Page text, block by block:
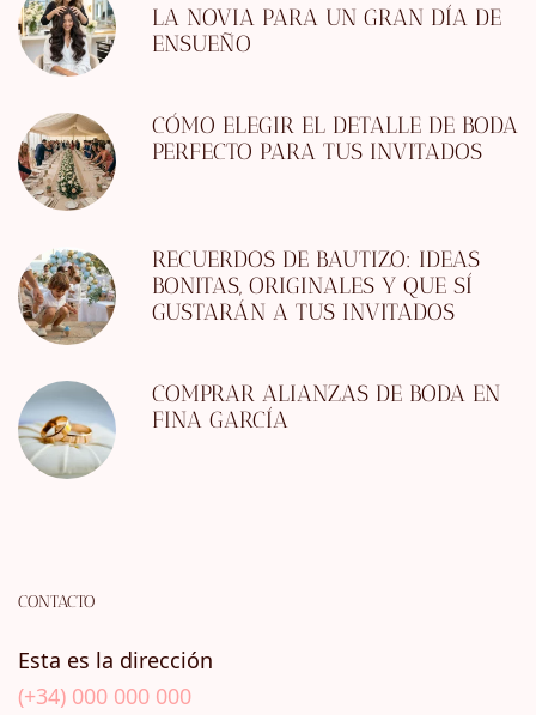
LA NOVIA PARA UN GRAN DÍA DE
ENSUEÑO
CÓMO ELEGIR EL DETALLE DE BODA
PERFECTO PARA TUS INVITADOS
RECUERDOS DE BAUTIZO: IDEAS
BONITAS, ORIGINALES Y QUE SÍ
GUSTARÁN A TUS INVITADOS
COMPRAR ALIANZAS DE BODA EN
FINA GARCÍA
CONTACTO
Esta es la dirección
(+34) 000 000 000